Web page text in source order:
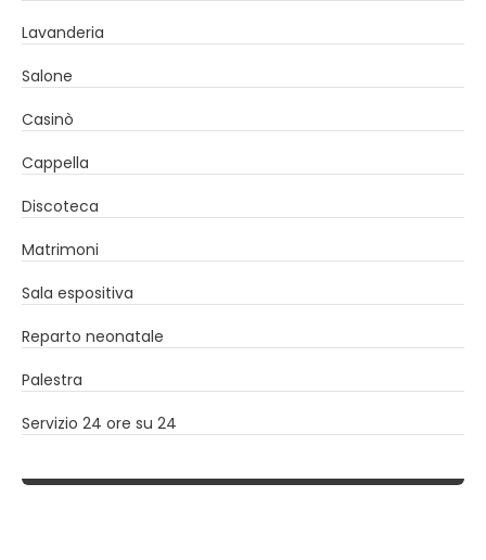
Lavanderia
Salone
Casinò
Cappella
Discoteca
Matrimoni
Sala espositiva
Reparto neonatale
Palestra
Servizio 24 ore su 24